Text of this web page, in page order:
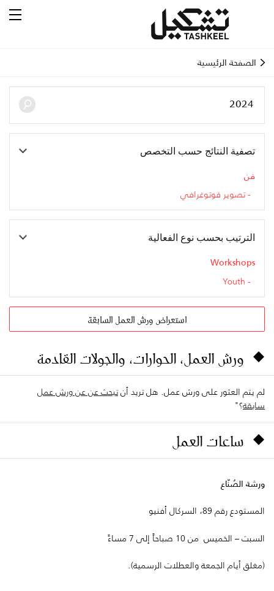
الصفحة الرئيسية
تصفية النتائج حسب التخصص
فن
تصوير فوتوغرافي
الترتيب بحسب نوع الفعالية
Workshops
Youth
استعراض ورش العمل السابقة
ورش العمل، الحوارات، والجولات القادمة
لم يتم العثور على ورش عمل. هل تريد أنتبحث عن عن ورش عمل
سابقة؟"
ساعات العمل
ورشة الصُنّاع
المستودع رقم 89، السركال أفنيو
السبت – الخميس من 10 صباحاً إلى 7 مساءً
(مغلق أيام الجمعة والعطلات الرسمية).